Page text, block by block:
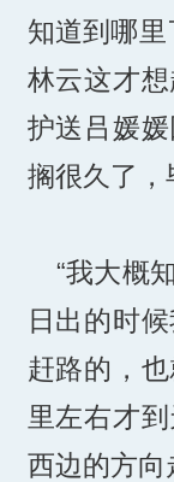
知道到哪里
林云这才
护送吕媛
搁很久了，
“我大概
日出的时
赶路的，
里左右才
西边的方向